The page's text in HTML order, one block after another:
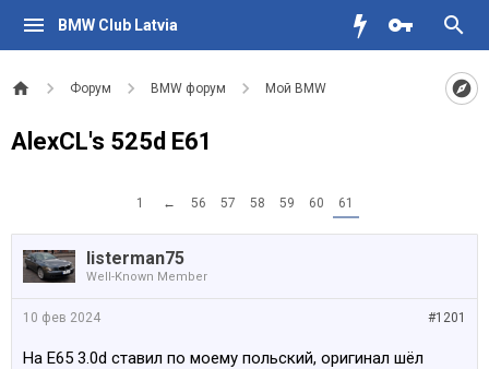
BMW Club Latvia
Форум BMW форум Мой BMW
AlexCL's 525d E61
1 ← 56 57 58 59 60 61
listerman75
Well-Known Member
#1201
10 фев 2024
На Е65 3.0d ставил по моему польский, оригинал шёл